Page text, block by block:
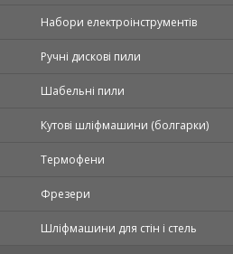
Набори електроінструментів
Ручні дискові пили
Шабельні пили
Кутові шліфмашини (болгарки)
Термофени
Фрезери
Шліфмашини для стін і стель